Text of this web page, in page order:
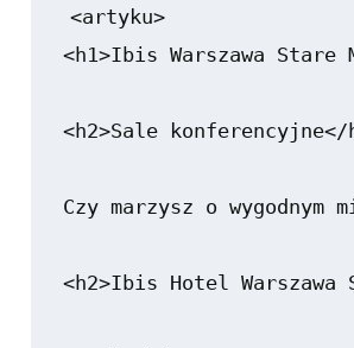
<artyku>
<h1>Ibis Warszawa
<h2>Sale konferencyjne</
Czy marzysz o
<h2>Ibis Hotel